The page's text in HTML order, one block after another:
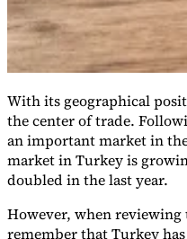
Fiscalité indirecte 101
With its geographical
the center of trade.
an important market in
market in Turkey is
doubled in the last year.
However, when
remember that Turkey